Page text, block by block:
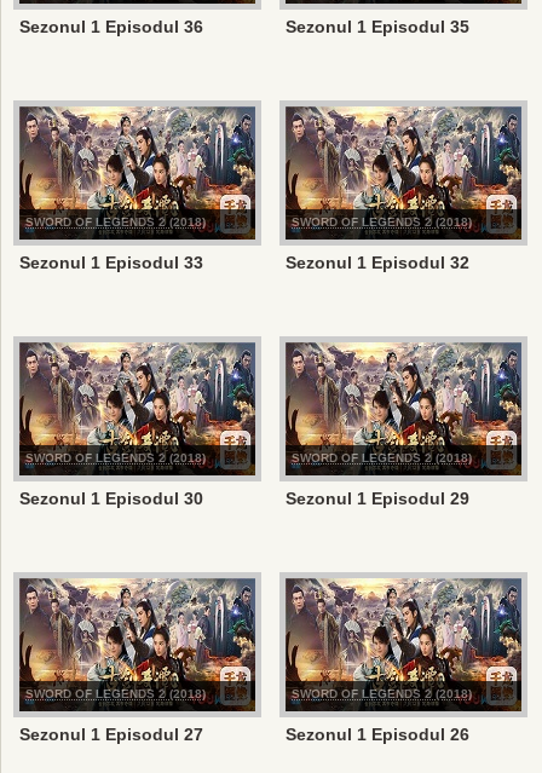
Sezonul 1 Episodul 36 Sezonul 1 Episodul 35
SWORD OF LEGENDS 2 (2018)
Sezonul 1 Episodul 33
SWORD OF LEGENDS 2 (2018)
Sezonul 1 Episodul 32
SWORD OF LEGENDS 2 (2018)
Sezonul 1 Episodul 30
SWORD OF LEGENDS 2 (2018)
Sezonul 1 Episodul 29
SWORD OF LEGENDS 2 (2018)
Sezonul 1 Episodul 27
SWORD OF LEGENDS 2 (2018)
Sezonul 1 Episodul 26